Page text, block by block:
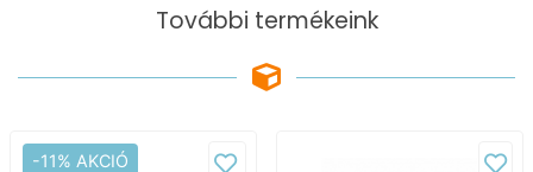
További termékeink
-11% AKCIÓ